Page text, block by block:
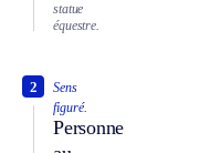
statue
équestre.
Sens
figuré.
Personne
2